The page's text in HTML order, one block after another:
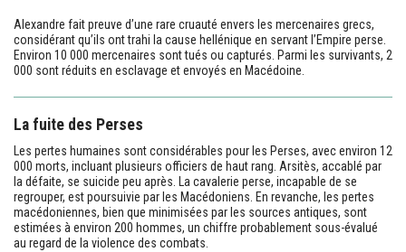
Alexandre fait preuve d’une rare cruauté envers les mercenaires grecs,
considérant qu’ils ont trahi la cause hellénique en servant l’Empire perse.
Environ 10 000 mercenaires sont tués ou capturés. Parmi les survivants, 2
000 sont réduits en esclavage et envoyés en Macédoine.
La fuite des Perses
Les pertes humaines sont considérables pour les Perses, avec environ 12
000 morts, incluant plusieurs officiers de haut rang. Arsitès, accablé par
la défaite, se suicide peu après. La cavalerie perse, incapable de se
regrouper, est poursuivie par les Macédoniens. En revanche, les pertes
macédoniennes, bien que minimisées par les sources antiques, sont
estimées à environ 200 hommes, un chiffre probablement sous-évalué
au regard de la violence des combats.